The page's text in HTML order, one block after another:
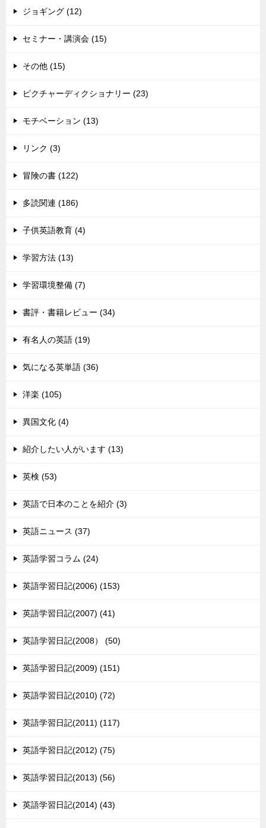
ジョギング (12)
セミナー・講演会 (15)
その他 (15)
ピクチャーディクショナリー (23)
モチベーション (13)
リンク (3)
冒険の書 (122)
多読関連 (186)
子供英語教育 (4)
学習方法 (13)
学習環境整備 (7)
書評・書籍レビュー (34)
有名人の英語 (19)
気になる英単語 (36)
洋楽 (105)
異国文化 (4)
紹介したい人がいます (13)
英検 (53)
英語で日本のことを紹介 (3)
英語ニュース (37)
英語学習コラム (24)
英語学習日記(2006) (153)
英語学習日記(2007) (41)
英語学習日記(2008） (50)
英語学習日記(2009) (151)
英語学習日記(2010) (72)
英語学習日記(2011) (117)
英語学習日記(2012) (75)
英語学習日記(2013) (56)
英語学習日記(2014) (43)